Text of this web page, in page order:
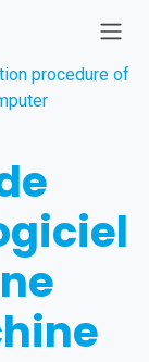
procedure of